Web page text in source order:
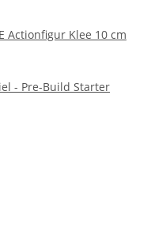
Actionfigur Klee 10 cm